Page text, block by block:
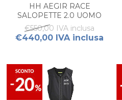
HH AEGIR RACE
SALOPETTE 2.0 UOMO
€550,00 IVA inclusa
€440,00 IVA inclusa